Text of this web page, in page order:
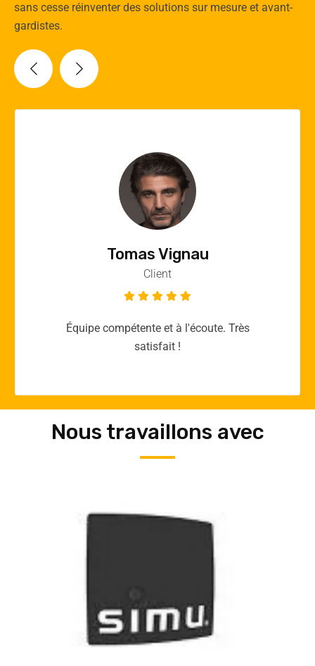
sans cesse réinventer des solutions sur mesure et avant-
gardistes.
Vincent Quere
Client
Merci yellow365.work pour votre expertise!
Nous travaillons avec